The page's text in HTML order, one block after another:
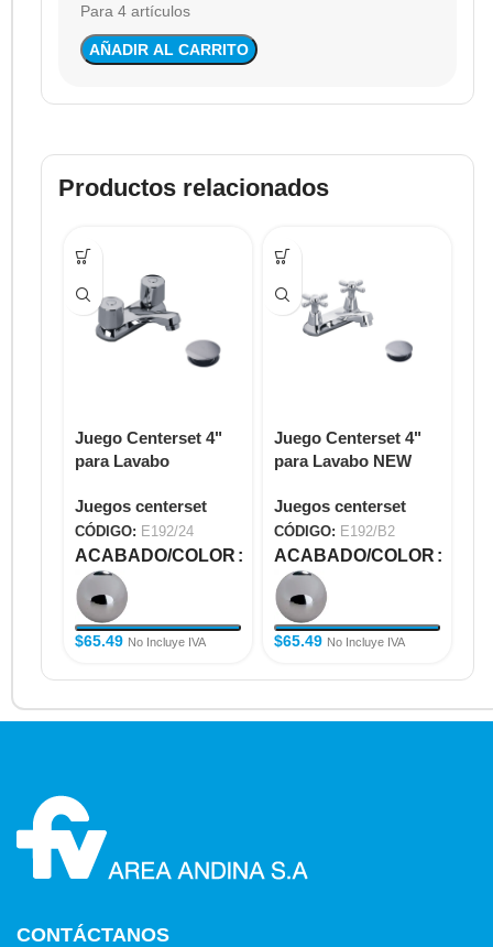
Para 4 artículos
AÑADIR AL CARRITO
Productos relacionados
Juego Centerset 4"
para Lavabo
Juegos centerset
CÓDIGO: E192/24
ACABADO/COLOR
$65.49 No Incluye IVA
Juego Centerset 4"
para Lavabo NEW
Juegos centerset
CÓDIGO: E192/B2
ACABADO/COLOR
$65.49 No Incluye IVA
CONTÁCTANOS